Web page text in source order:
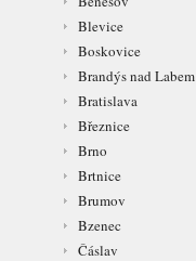
Blevice
Boskovice
Brandýs nad Labem
Bratislava
Březnice
Brno
Brtnice
Brumov
Bzenec
Čáslav